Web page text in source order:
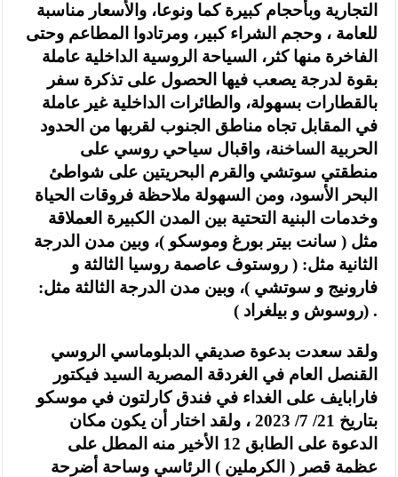
التجارية وبأحجام كبيرة كما ونوعا، والأسعار مناسبة
للعامة ، وحجم الشراء كبير، ومرتادوا المطاعم وحتى
الفاخرة منها كثر، السياحة الروسية الداخلية عاملة
بقوة لدرجة يصعب فيها الحصول على تذكرة سفر
بالقطارات بسهولة، والطائرات الداخلية غير عاملة
في المقابل تجاه مناطق الجنوب لقربها من الحدود
الحربية الساخنة، واقبال سياحي روسي على
منطقتي سوتشي والقرم البحريتين على شواطئ
البحر الأسود، ومن السهولة ملاحظة فروقات الحياة
وخدمات البنية التحتية بين المدن الكبيرة العملاقة
مثل ( سانت بيتر بورغ وموسكو )، وبين مدن الدرجة
الثانية مثل: ( روستوف عاصمة روسيا الثالثة و
فارونيج و سوتشي )، وبين مدن الدرجة الثالثة مثل:
(روسوش و بيلغراد ) .
ولقد سعدت بدعوة صديقي الدبلوماسي الروسي
القنصل العام في الغردقة المصرية السيد فيكتور
فارابايف على الغداء في فندق كارلتون في موسكو
بتاريخ 21/ 7/ 2023 ، ولقد اختار أن يكون مكان
الدعوة على الطابق 12 الأخير منه المطل على
عظمة قصر ( الكرملين ) الرئاسي وساحة أضرحة